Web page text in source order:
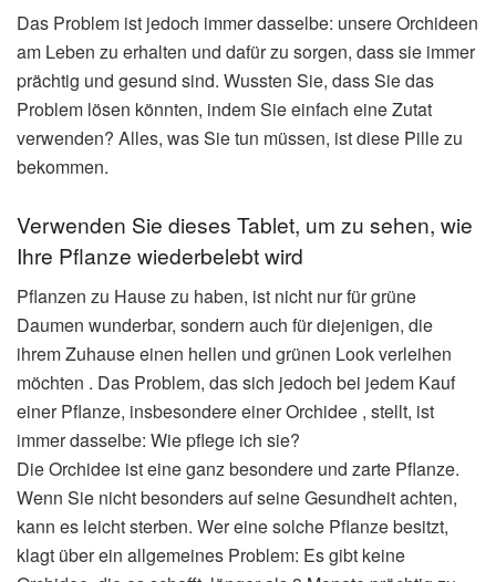
Das Problem ist jedoch immer dasselbe: unsere Orchideen
am Leben zu erhalten und dafür zu sorgen, dass sie immer
prächtig und gesund sind. Wussten Sie, dass Sie das
Problem lösen könnten, indem Sie einfach eine Zutat
verwenden? Alles, was Sie tun müssen, ist diese Pille zu
bekommen.
Verwenden Sie dieses Tablet, um zu sehen, wie
Ihre Pflanze wiederbelebt wird
Pflanzen zu Hause zu haben, ist nicht nur für grüne
Daumen wunderbar, sondern auch für diejenigen, die
ihrem Zuhause einen hellen und grünen Look verleihen
möchten . Das Problem, das sich jedoch bei jedem Kauf
einer Pflanze, insbesondere einer Orchidee , stellt, ist
immer dasselbe: Wie pflege ich sie?
Die Orchidee ist eine ganz besondere und zarte Pflanze.
Wenn Sie nicht besonders auf seine Gesundheit achten,
kann es leicht sterben. Wer eine solche Pflanze besitzt,
klagt über ein allgemeines Problem: Es gibt keine